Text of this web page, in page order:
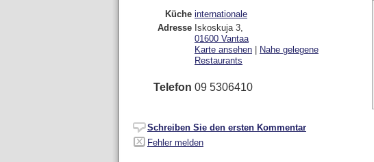
Küche internationale
Adresse Iskoskuja 3,
01600 Vantaa
Karte ansehen
Nahe gelegene
Restaurants
Telefon 09 5306410
Schreiben Sie den ersten Kommentar
Fehler melden